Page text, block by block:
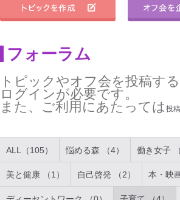
フォーラム
トピックやオフ会を投稿す
ログインが必要です。
また、ご利用にあたっては 投
ALL（105） 悩める森 （4） 働き女子
美と健康 （1） 自己啓発 （2） 本・映